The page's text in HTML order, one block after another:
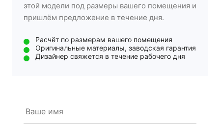
этой модели под размеры вашего помещения и
пришлём предложение в течение дня.
Расчёт по размерам вашего помещения
Оригинальные материалы, заводская гарантия
Дизайнер свяжется в течение рабочего дня